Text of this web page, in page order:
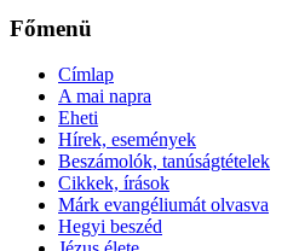
Főmenü
Címlap
A mai napra
Eheti
Hírek, események
Beszámolók, tanúságtételek
Cikkek, írások
Márk evangéliumát olvasva
Hegyi beszéd